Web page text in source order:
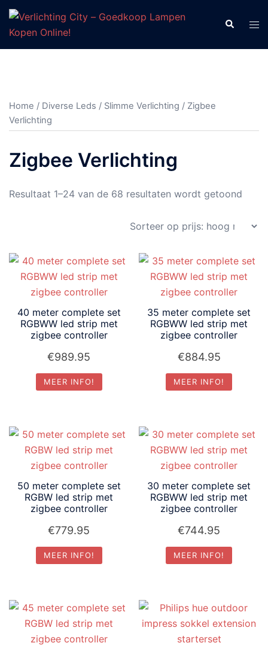
Ga
de
Zoeken
Home / Diverse Leds / Slimme Verlichting / Zigbee
Verlichting
Zigbee Verlichting
Resultaat 1–24 van de 68 resultaten wordt getoond
prijs:
naar
laag
40 meter complete set
RGBWW led strip met
zigbee controller
€989.95
MEER INFO!
35 meter complete set
RGBWW led strip met
zigbee controller
€884.95
MEER INFO!
50 meter complete set
RGBW led strip met
zigbee controller
€779.95
MEER INFO!
30 meter complete set
RGBWW led strip met
zigbee controller
€744.95
MEER INFO!